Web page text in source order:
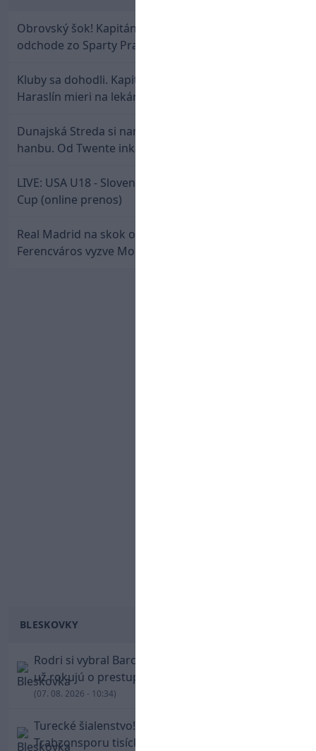
Obrovský šok! Kapitán Lukáš Haraslín je údajne na
odchode zo Sparty Praha
Kluby sa dohodli. Kapitán Sparty Praha Lukáš
Haraslín mieri na lekársku prehliadku
Dunajská Streda si narobila v Holandsku poriadnu
hanbu. Od Twente inkasovala poltucet
LIVE: USA U18 - Slovensko U18 / Hlinka-Gretzky
Cup (online prenos)
Real Madrid na skok od Slovenska: Borbélyho
Ferencváros vyzve Mourinhove hviezdy
BLESKOVKY
Rodri si vybral Barcelonu a odmietol Real. Kluby
už rokujú o prestupovej čiastke
(07. 08. 2026 - 10:34)
Turecké šialenstvo! Salaha vítali na štadióne
Trabzonsporu tisícky fanúšikov